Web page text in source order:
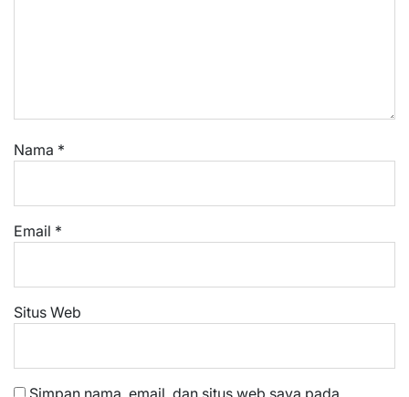
Nama *
Email *
Situs Web
Simpan nama, email, dan situs web saya pada